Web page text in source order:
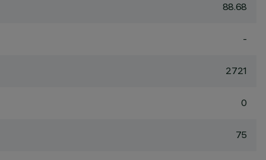
88.68
-
2721
0
75